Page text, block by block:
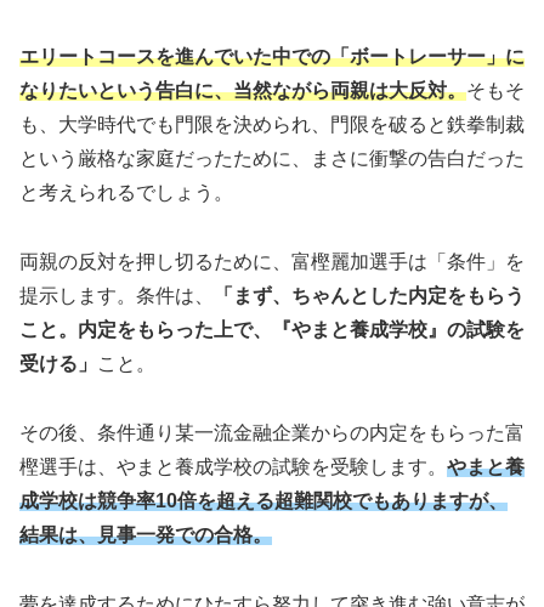
エリートコースを進んでいた中での「ボートレーサー」に
なりたいという告白に、当然ながら両親は大反対。そもそ
も、大学時代でも門限を決められ、門限を破ると鉄拳制裁
という厳格な家庭だったために、まさに衝撃の告白だった
と考えられるでしょう。
両親の反対を押し切るために、富樫麗加選手は「条件」を
提示します。条件は、
「まず、ちゃんとした内定をもらう
こと。内定をもらった上で、『やまと養成学校』の試験を
受ける」
こと。
その後、条件通り某一流金融企業からの内定をもらった富
樫選手は、やまと養成学校の試験を受験します。 やまと養
成学校は競争率10倍を超える超難関校でもありますが、
結果は、見事一発での合格。